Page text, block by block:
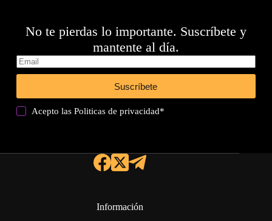
No te pierdas lo importante. Suscríbete y
mantente al día.
Suscríbete
Acepto lasPoliticas de privacidad*
Información